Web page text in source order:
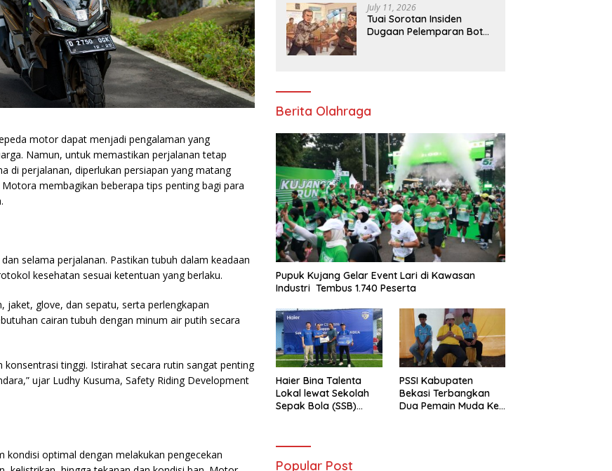
motor dapat menjadi pengalaman yang
Namun, untuk memastikan perjalanan tetap
di perjalanan, diperlukan persiapan yang matang
membagikan beberapa tips penting bagi para
selama perjalanan. Pastikan tubuh dalam keadaan
kesehatan sesuai ketentuan yang berlaku.
jaket, glove, dan sepatu, serta perlengkapan
cairan tubuh dengan minum air putih secara
tinggi. Istirahat secara rutin sangat penting
ujar Ludhy Kusuma, Safety Riding Development
optimal dengan melakukan pengecekan
July 11, 2026
Tuai Sorotan Insiden
Dugaan Pelemparan Botol
Berita Olahraga
Pupuk Kujang Gelar Event Lari di Kawasan
Industri Tembus 1.740 Peserta
Haier Bina Talenta
Lokal lewat Sekolah
Sepak Bola (SSB)
PSSI Kabupaten
Bekasi Terbangkan
Dua Pemain Muda Ke
Popular Post